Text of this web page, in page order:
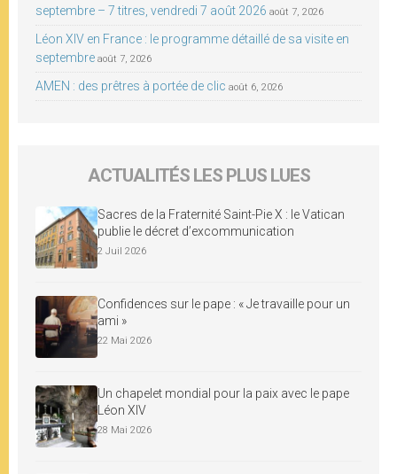
septembre – 7 titres, vendredi 7 août 2026 août 7, 2026
Léon XIV en France : le programme détaillé de sa visite en
septembre août 7, 2026
AMEN : des prêtres à portée de clic août 6, 2026
ACTUALITÉS LES PLUS LUES
Sacres de la Fraternité Saint-Pie X : le Vatican
publie le décret d’excommunication
2 Juil 2026
Confidences sur le pape : « Je travaille pour un
ami »
22 Mai 2026
Un chapelet mondial pour la paix avec le pape
Léon XIV
28 Mai 2026